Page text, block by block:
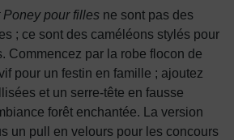
Poney pour filles ne sont pas des
; ce sont des caméléons stylés pour
Commencez par la robe flocon de
pour un festin en famille ; ajoutez
et un serre-tête en fausse
forêt enchantée. La version
un pull en velours pour les concours